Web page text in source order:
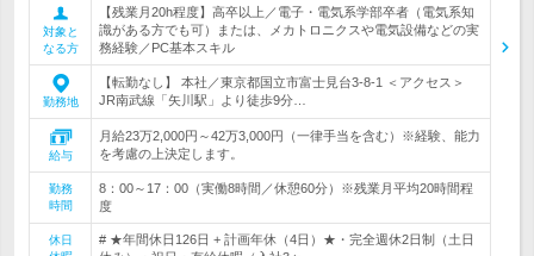
対象と
なる方
【残業月20h程度】高卒以上／電子・電気系学部卒者（電気系知
識がある方でも可）または、メカトロニクスや電気設備などの実
務経験／PC基本スキル
勤務地
【転勤なし】 本社／東京都国立市富士見台3-8-1 ＜アクセス＞
JR南武線「矢川駅」より徒歩9分…
給与
月給23万2,000円～42万3,000円（一律手当を含む）※経験、能力
を考慮の上決定します。
勤務
時間
8：00～17：00（実働8時間／休憩60分）※残業月平均20時間程
度
休日
# ★年間休日126日 + 計画年休（4日）★・完全週休2日制（土日